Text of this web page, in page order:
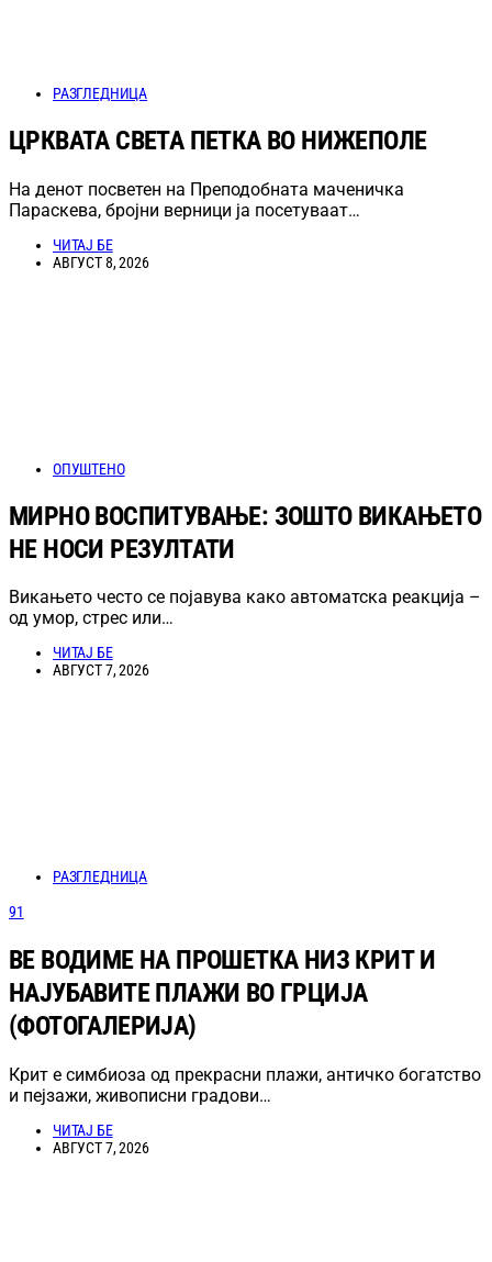
РАЗГЛЕДНИЦА
ЦРКВАТА СВЕТА ПЕТКА ВО НИЖЕПОЛЕ
На денот посветен на Преподобната маченичка
Параскева, бројни верници ја посетуваат…
ЧИТАЈ БЕ
АВГУСТ 8, 2026
ОПУШТЕНО
МИРНО ВОСПИТУВАЊЕ: ЗОШТО ВИКАЊЕТО
НЕ НОСИ РЕЗУЛТАТИ
Викањето често се појавува како автоматска реакција –
од умор, стрес или…
ЧИТАЈ БЕ
АВГУСТ 7, 2026
РАЗГЛЕДНИЦА
91
ВЕ ВОДИМЕ НА ПРОШЕТКА НИЗ КРИТ И
НАЈУБАВИТЕ ПЛАЖИ ВО ГРЦИЈА
(ФОТОГАЛЕРИЈА)
Крит е симбиоза од прекрасни плажи, античко богатство
и пејзажи, живописни градови…
ЧИТАЈ БЕ
АВГУСТ 7, 2026